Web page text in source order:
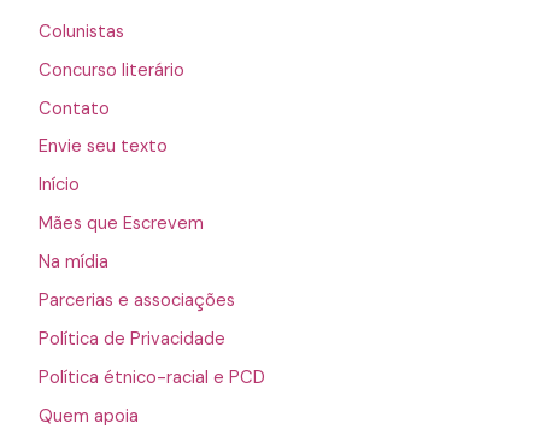
Colunistas
Concurso literário
Contato
Envie seu texto
Início
Mães que Escrevem
Na mídia
Parcerias e associações
Política de Privacidade
Política étnico-racial e PCD
Quem apoia